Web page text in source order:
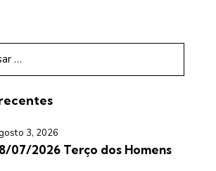
3, 2026
07/2026 Terço dos Homens